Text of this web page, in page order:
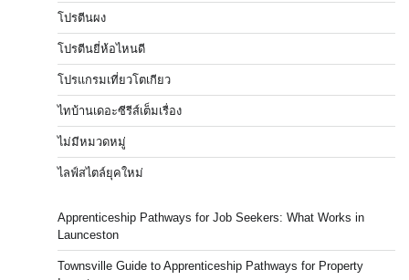
โปรตีนผง
โปรตีนยี่ห้อไหนดี
โปรแกรมเที่ยวโตเกียว
ไทบ้านเดอะซีรีส์เต็มเรื่อง
ไม่มีหมวดหมู่
ไลฟ์สไตล์ยุคใหม่
Apprenticeship Pathways for Job Seekers: What Works in
Launceston
Townsville Guide to Apprenticeship Pathways for Property